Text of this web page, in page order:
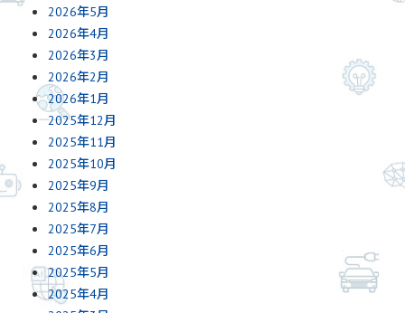
2026年5月
2026年4月
2026年3月
2026年2月
2026年1月
2025年12月
2025年11月
2025年10月
2025年9月
2025年8月
2025年7月
2025年6月
2025年5月
2025年4月